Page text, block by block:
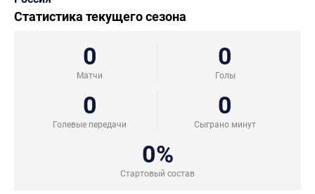
Статистика текущего сезона
0
Матчи
0
Голы
0
Голевые передачи
0
Сыграно минут
0%
Стартовый состав